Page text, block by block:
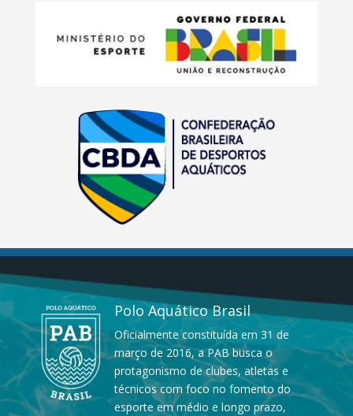
Polo Aquático Brasil
Oficialmente constituída em 31 de
março de 2016, a PAB busca o
protagonismo de clubes, atletas e
técnicos com foco no fomento do
esporte em médio e longo prazo,